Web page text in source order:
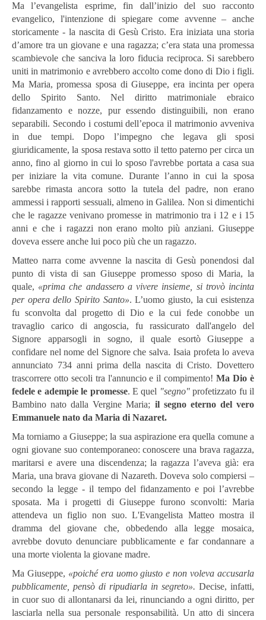
Ma l’evangelista esprime, fin dall’inizio del suo racconto
evangelico, l'intenzione di spiegare come avvenne – anche
storicamente - la nascita di Gesù Cristo. Era iniziata una storia
d’amore tra un giovane e una ragazza; c’era stata una promessa
scambievole che sanciva la loro fiducia reciproca. Si sarebbero
uniti in matrimonio e avrebbero accolto come dono di Dio i figli.
Ma Maria, promessa sposa di Giuseppe, era incinta per opera
dello Spirito Santo. Nel diritto matrimoniale ebraico
fidanzamento e nozze, pur essendo distinguibili, non erano
separabili. Secondo i costumi dell’epoca il matrimonio avveniva
in due tempi. Dopo l’impegno che legava gli sposi
giuridicamente, la sposa restava sotto il tetto paterno per circa un
anno, fino al giorno in cui lo sposo l'avrebbe portata a casa sua
per iniziare la vita comune. Durante l’anno in cui la sposa
sarebbe rimasta ancora sotto la tutela del padre, non erano
ammessi i rapporti sessuali, almeno in Galilea. Non si dimentichi
che le ragazze venivano promesse in matrimonio tra i 12 e i 15
anni e che i ragazzi non erano molto più anziani. Giuseppe
doveva essere anche lui poco più che un ragazzo.
Matteo narra come avvenne la nascita di Gesù ponendosi dal
punto di vista di san Giuseppe promesso sposo di Maria, la
quale, «prima che andassero a vivere insieme, si trovò incinta
per opera dello Spirito Santo». L’uomo giusto, la cui esistenza
fu sconvolta dal progetto di Dio e la cui fede conobbe un
travaglio carico di angoscia, fu rassicurato dall'angelo del
Signore apparsogli in sogno, il quale esortò Giuseppe a
confidare nel nome del Signore che salva. Isaia profeta lo aveva
annunciato 734 anni prima della nascita di Cristo. Dovettero
trascorrere otto secoli tra l'annuncio e il compimento!Ma Dio è
fedele e adempie le promesse. E quel "segno"profetizzato fu il
Bambino nato dalla Vergine Maria; il segno eterno del vero
Emmanuele nato da Maria di Nazaret.
Ma torniamo a Giuseppe; la sua aspirazione era quella comune a
ogni giovane suo contemporaneo: conoscere una brava ragazza,
maritarsi e avere una discendenza; la ragazza l’aveva già: era
Maria, una brava giovane di Nazareth. Doveva solo compiersi –
secondo la legge - il tempo del fidanzamento e poi l’avrebbe
sposata. Ma i progetti di Giuseppe furono sconvolti: Maria
attendeva un figlio non suo. L'Evangelista Matteo mostra il
dramma del giovane che, obbedendo alla legge mosaica,
avrebbe dovuto denunciare pubblicamente e far condannare a
una morte violenta la giovane madre.
Ma Giuseppe, «poiché era uomo giusto e non voleva accusarla
pubblicamente, pensò di ripudiarla in segreto». Decise, infatti,
in cuor suo di allontanarsi da lei, rinunciando a ogni diritto, per
lasciarla nella sua personale responsabilità. Un atto di sincera